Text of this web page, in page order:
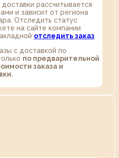
рассчитывается
и зависит от региона
Отследить статус
на сайте компании
отследить заказ
с доставкой по
по предварительной
заказа и